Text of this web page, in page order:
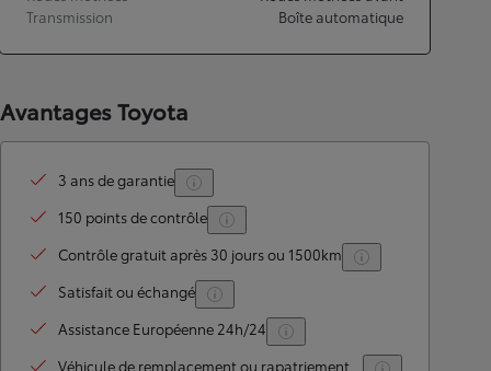
Transmission
Boîte automatique
Avantages Toyota
3 ans de garantie
150 points de contrôle
Contrôle gratuit après 30 jours ou 1500km
Satisfait ou échangé
Assistance Européenne 24h/24
Véhicule de remplacement ou rapatriement